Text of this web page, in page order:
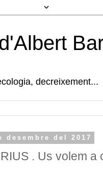
decreixement...
del 2017
. Us volem a